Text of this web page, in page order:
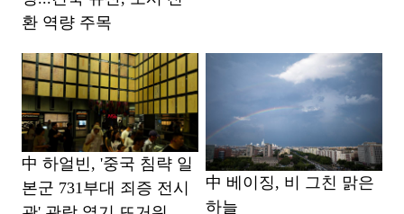
환 역량 주목
中 하얼빈, '중국 침략 일
본군 731부대 죄증 전시
中 베이징, 비 그친 맑은
하늘